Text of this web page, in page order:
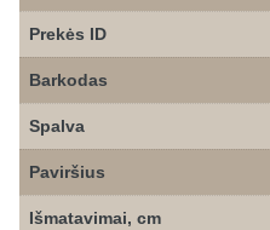
Prekės ID
Barkodas
Spalva
Paviršius
Išmatavimai, cm